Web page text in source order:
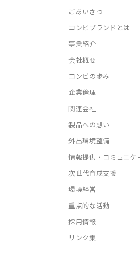
ごあいさつ
コンビブランドとは
事業紹介
会社概要
コンビの歩み
企業倫理
関連会社
製品への想い
外出環境整備
情報提供・コミュニケ
次世代育成支援
環境経営
重点的な活動
採用情報
リンク集